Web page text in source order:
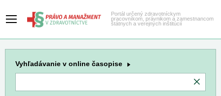
Portál určený zdravotníckym
pracovníkom, právnikom a zamestnancom
štátnych a verejných inštitúcií
Vyhľadávanie v online časopise